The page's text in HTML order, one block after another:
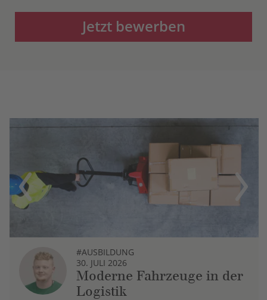
Jetzt bewerben
Previous
#AUSBILDUNG
30. JULI 2026
Moderne Fahrzeuge in der
Logistik
Next